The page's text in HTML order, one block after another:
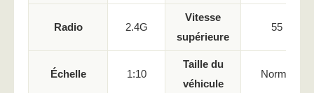
Radio 2.4G
Vitesse
supérieure
55
Échelle 1:10
Taille du
véhicule
Norme